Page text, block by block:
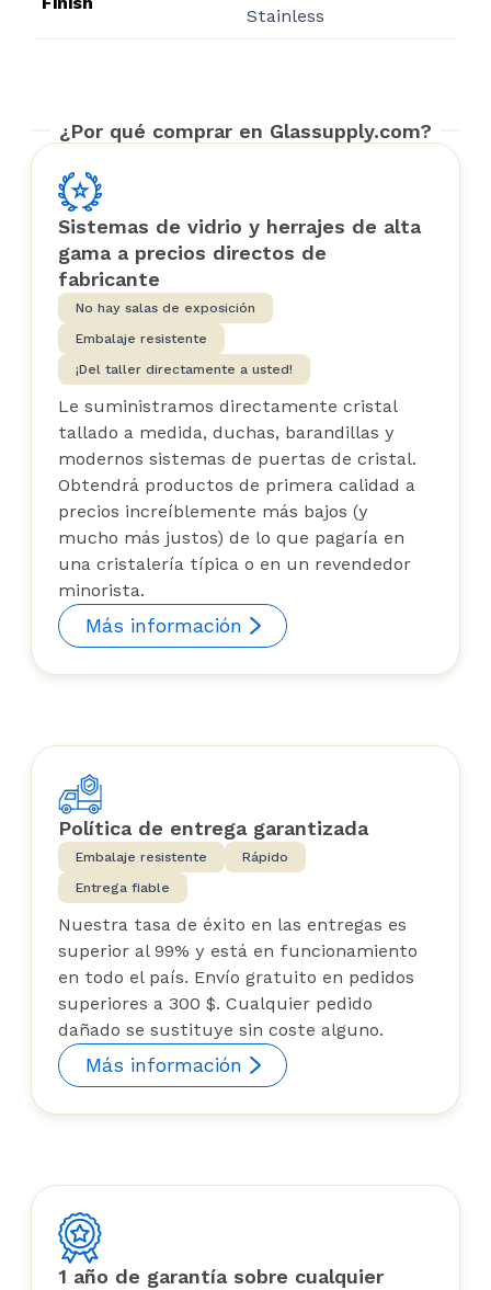
Stainless
¿Por qué comprar en Glassupply.com?
Sistemas de vidrio y herrajes de alta
gama a precios directos de
fabricante
No hay salas de exposición
Embalaje resistente
¡Del taller directamente a usted!
Le suministramos directamente cristal
tallado a medida, duchas, barandillas y
modernos sistemas de puertas de cristal.
Obtendrá productos de primera calidad a
precios increíblemente más bajos (y
mucho más justos) de lo que pagaría en
una cristalería típica o en un revendedor
minorista.
Más información
Política de entrega garantizada
Embalaje resistente
Rápido
Entrega fiable
Nuestra tasa de éxito en las entregas es
superior al 99% y está en funcionamiento
en todo el país. Envío gratuito en pedidos
superiores a 300 $. Cualquier pedido
dañado se sustituye sin coste alguno.
Más información
1 año de garantía sobre cualquier